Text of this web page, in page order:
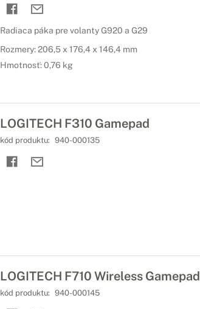
Radiaca páka pre volanty G920 a G29
Rozmery: 206,5 x 176,4 x 146,4 mm
Hmotnosť: 0,76 kg
LOGITECH F310 Gamepad
kód produktu: 940-000135
LOGITECH F710 Wireless Gamepad
kód produktu: 940-000145